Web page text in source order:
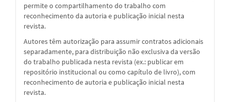
permite o compartilhamento do trabalho com
reconhecimento da autoria e publicação inicial nesta
revista.
Autores têm autorização para assumir contratos adicionais
separadamente, para distribuição não exclusiva da versão
do trabalho publicada nesta revista (ex.: publicar em
repositório institucional ou como capítulo de livro), com
reconhecimento de autoria e publicação inicial nesta
revista.